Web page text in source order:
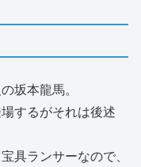
坂本龍馬。
するがそれは後述
具ランサーなので、